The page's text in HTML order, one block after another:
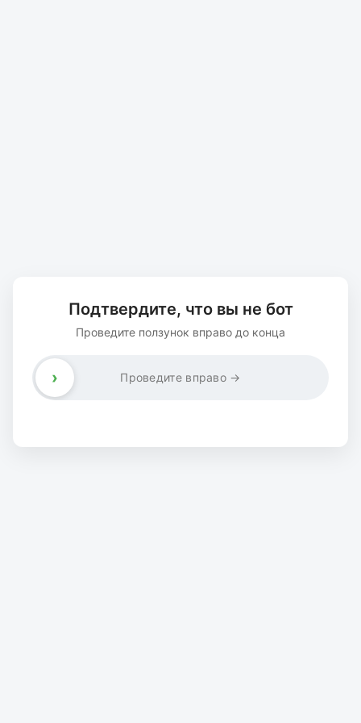
Подтвердите, что вы не бот
Проведите ползунок вправо до конца
Проведите вправо →
›